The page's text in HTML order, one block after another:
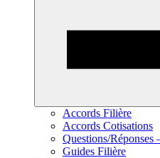
Accords Filière
Accords Cotisations
Questions/Réponses
Guides Filière